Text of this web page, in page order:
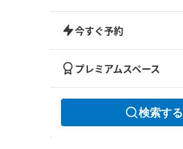
今すぐ予約
プレミアムスペース
検索する